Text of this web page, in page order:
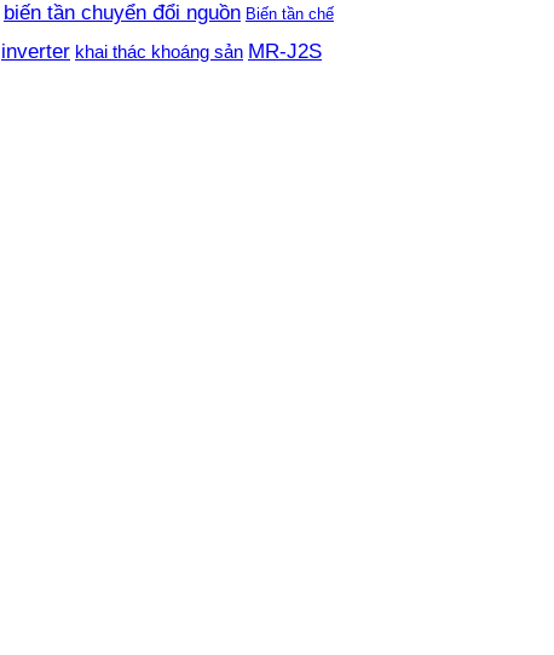
biến tần chuyển đổi nguồn Biến tần chế
inverter khai thác khoáng sản MR-J2S